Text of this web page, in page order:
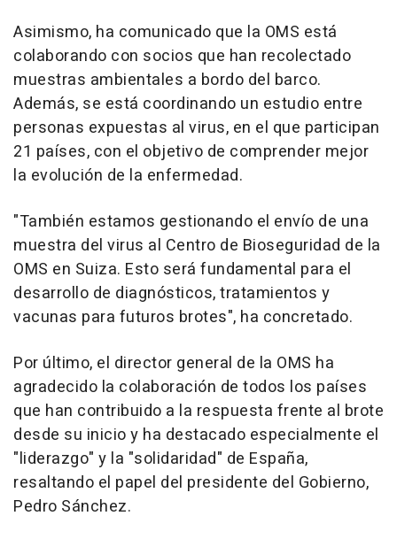
Asimismo, ha comunicado que la OMS está
colaborando con socios que han recolectado
muestras ambientales a bordo del barco.
Además, se está coordinando un estudio entre
personas expuestas al virus, en el que participan
21 países, con el objetivo de comprender mejor
la evolución de la enfermedad.
"También estamos gestionando el envío de una
muestra del virus al Centro de Bioseguridad de la
OMS en Suiza. Esto será fundamental para el
desarrollo de diagnósticos, tratamientos y
vacunas para futuros brotes", ha concretado.
Por último, el director general de la OMS ha
agradecido la colaboración de todos los países
que han contribuido a la respuesta frente al brote
desde su inicio y ha destacado especialmente el
"liderazgo" y la "solidaridad" de España,
resaltando el papel del presidente del Gobierno,
Pedro Sánchez.